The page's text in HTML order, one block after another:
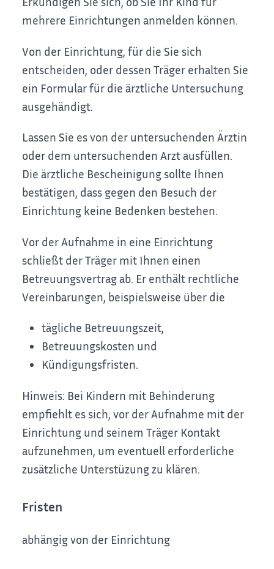
mehrere Einrichtungen anmelden können.
Von der Einrichtung, für die Sie sich
entscheiden, oder dessen Träger erhalten Sie
ein Formular für die ärztliche Untersuchung
ausgehändigt.
Lassen Sie es von der untersuchenden Ärztin
oder dem untersuchenden Arzt ausfüllen.
Die ärztliche Bescheinigung sollte Ihnen
bestätigen, dass gegen den Besuch der
Einrichtung keine Bedenken bestehen.
Vor der Aufnahme in eine Einrichtung
schließt der Träger mit Ihnen einen
Betreuungsvertrag ab. Er enthält rechtliche
Vereinbarungen, beispielsweise über die
tägliche Betreuungszeit,
Betreuungskosten und
Kündigungsfristen.
Hinweis: Bei Kindern mit Behinderung
empfiehlt es sich, vor der Aufnahme mit der
Einrichtung und seinem Träger Kontakt
aufzunehmen, um eventuell erforderliche
zusätzliche Unterstüzung zu klären.
Fristen
abhängig von der Einrichtung